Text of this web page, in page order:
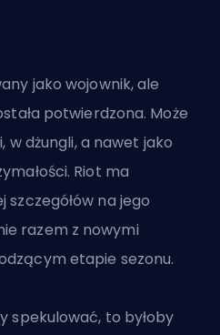
jako wojownik, ale
potwierdzona. Może
w dżungli, a nawet jako
Riot ma
na jego
razem z nowymi
etapie sezonu.
spekulować, to byłoby